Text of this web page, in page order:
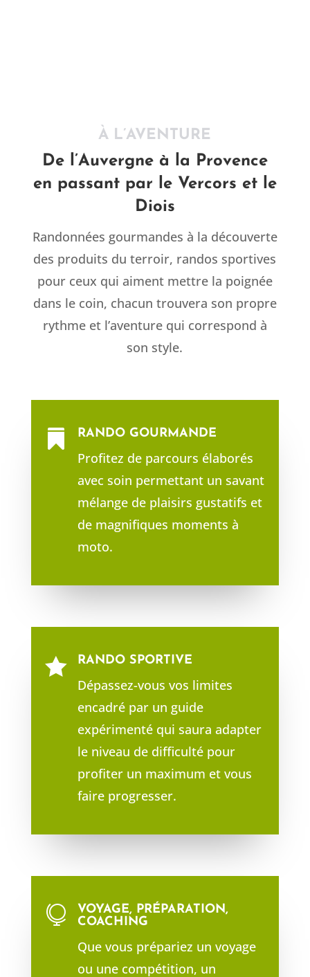
À L’AVENTURE
De l’Auvergne à la Provence
en passant par le Vercors et le
Diois
Randonnées gourmandes à la découverte
des produits du terroir, randos sportives
pour ceux qui aiment mettre la poignée
dans le coin, chacun trouvera son propre
rythme et l’aventure qui correspond à
son style.
 RANDO GOURMANDE
Profitez de parcours élaborés
avec soin permettant un savant
mélange de plaisirs gustatifs et
de magnifiques moments à
moto.
 RANDO SPORTIVE
Dépassez-vous vos limites
encadré par un guide
expérimenté qui saura adapter
le niveau de difficulté pour
profiter un maximum et vous
faire progresser.

VOYAGE, PRÉPARATION,
COACHING
Que vous prépariez un voyage
ou une compétition, un